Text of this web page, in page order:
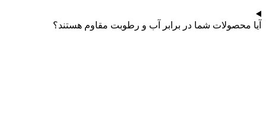
آیا محصولات شما در برابر آب و رطوبت مقاوم هستند؟